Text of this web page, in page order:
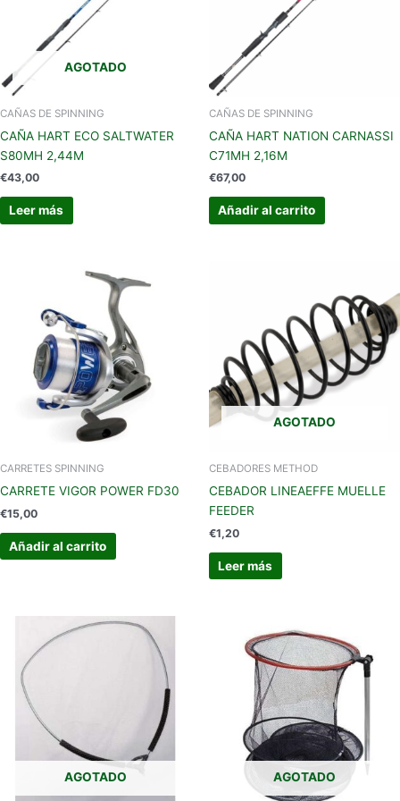
AGOTADO
CAÑAS DE SPINNING
CAÑA HART ECO SALTWATER
S80MH 2,44M
€43,00
Leer más
CAÑAS DE SPINNING
CAÑA HART NATION CARNASSI
C71MH 2,16M
€67,00
Añadir al carrito
CARRETES SPINNING
CARRETE VIGOR POWER FD30
€15,00
Añadir al carrito
AGOTADO
CEBADORES METHOD
CEBADOR LINEAEFFE MUELLE
FEEDER
€1,20
Leer más
AGOTADO AGOTADO